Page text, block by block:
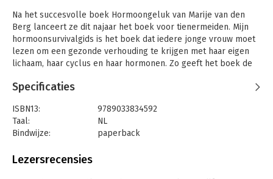
Na het succesvolle boek Hormoongeluk van Marije van den
Berg lanceert ze dit najaar het boek voor tienermeiden. Mijn
hormoonsurvivalgids is het boek dat iedere jonge vrouw moet
lezen om een gezonde verhouding te krijgen met haar eigen
lichaam, haar cyclus en haar hormonen. Zo geeft het boek de
de menstruatiecyclus, van energieke, fijne dagen tot de minder
cyclus kan leiden tot een fijnere levensstijl en verwondering
over hoe mooi de vrouw geschapen is.
• de tools in handen om een gezond zelfbeeld te ontwikkelen
Specificaties
ISBN13:
9789033834592
Taal:
NL
Bindwijze:
paperback
Uitgever:
Lezersrecensies